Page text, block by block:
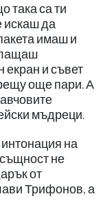
така са ти
искаш да
имаш и
екран и съвет
още пари. А
мъдреци.
на
не
от
Трифонов, а